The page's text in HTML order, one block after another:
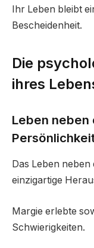
Ihr Leben bleibt
Bescheidenheit.
Die
ihres
Leben
Das Leben
einzigartige
Margie erlebte
Schwierigkeiten.